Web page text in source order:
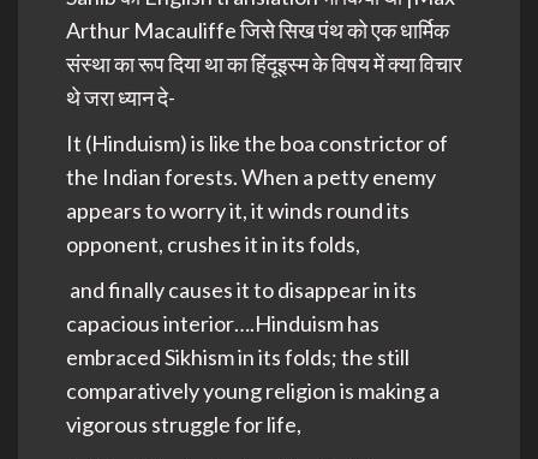
Arthur Macauliffe जिसे सिख पंथ को एक धार्मिक
संस्था का रूप दिया था का हिंदूइस्म के विषय में क्या विचार
थे जरा ध्यान दे-
It (Hinduism) is like the boa constrictor of
the Indian forests. When a petty enemy
appears to worry it, it winds round its
opponent, crushes it in its folds,
and finally causes it to disappear in its
capacious interior….Hinduism has
embraced Sikhism in its folds; the still
comparatively young religion is making a
vigorous struggle for life,